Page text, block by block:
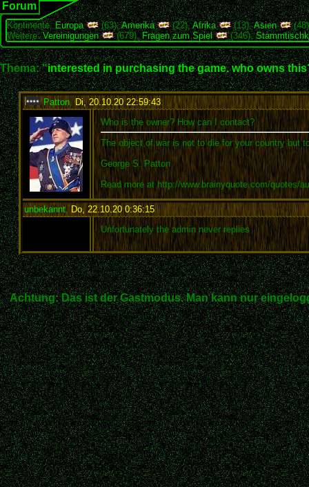
Forum
Kontinente:Europa (63),Amerika (22),Afrika (13),Asien
Weitere:Vereinigungen (679),Fragen zum Spiel (346),
Thema: "interested in purchasing the game. who owns
Patton, Di, 20.10.20 22:59:43:
Who is the owner? How can I contact?
The object of war is not to die for your country but
George S. Patton
Read more at http://www.brainyquote.com/quotes/
unbekannt, Do, 22.10.20 0:36:15:
Unfortunately the admin never replies
Achtung: Das ist der Gastmodus. Man kann nur